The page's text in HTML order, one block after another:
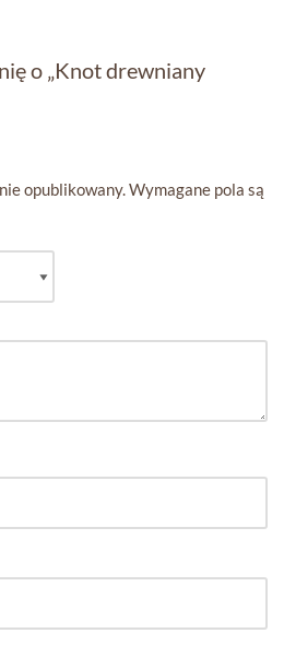
o „Knot drewniany
opublikowany.Wymagane pola są